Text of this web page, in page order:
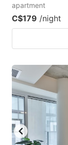
apartment
C$179 /night